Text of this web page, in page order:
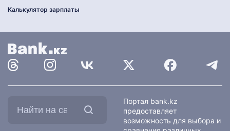
Калькулятор зарплаты
Портал bank.kz
предоставляет
возможность для выбора и